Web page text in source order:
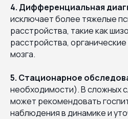
4. Дифференциальная
исключает более тяжелые
расстройства, такие как
расстройства,
мозга.
5. Стационарное
необходимости). В сложных
может рекомендовать
наблюдения в динамике и